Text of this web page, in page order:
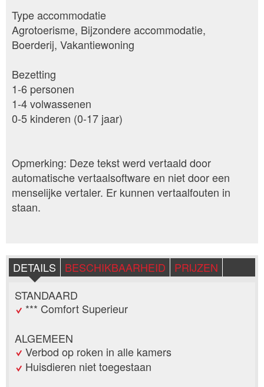
Type accommodatie
Agrotoerisme, Bijzondere accommodatie,
Boerderij, Vakantiewoning
Bezetting
1-6 personen
1-4 volwassenen
0-5 kinderen (0-17 jaar)
Opmerking: Deze tekst werd vertaald door
automatische vertaalsoftware en niet door een
menselijke vertaler. Er kunnen vertaalfouten in
staan.
DETAILS BESCHIKBAARHEID
PRIJZEN
STANDAARD
*** Comfort Superieur
ALGEMEEN
Verbod op roken in alle kamers
Huisdieren niet toegestaan